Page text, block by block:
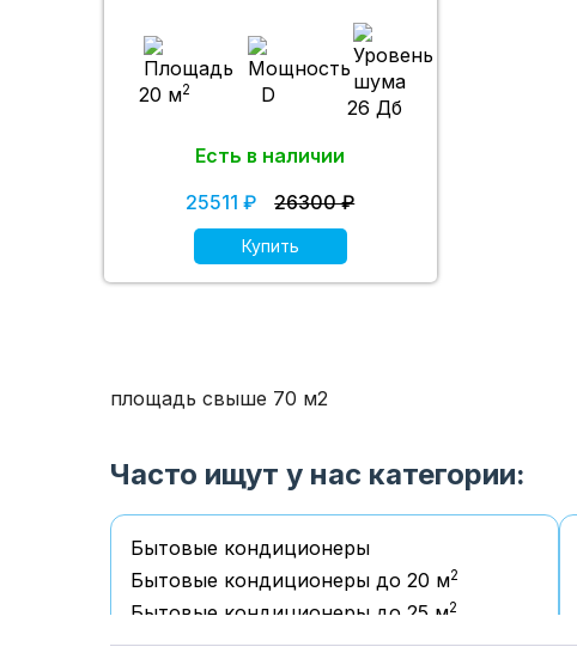
20 м2 D
26 Дб
Есть в наличии
25511 ₽ 26300 ₽
Купить
площадь свыше 70 м2
Часто ищут у нас категории:
Бытовые кондиционеры
Бытовые кондиционеры до 20 м2
Бытовые кондиционеры до 25 м2
Бытовые кондиционеры до 35 м